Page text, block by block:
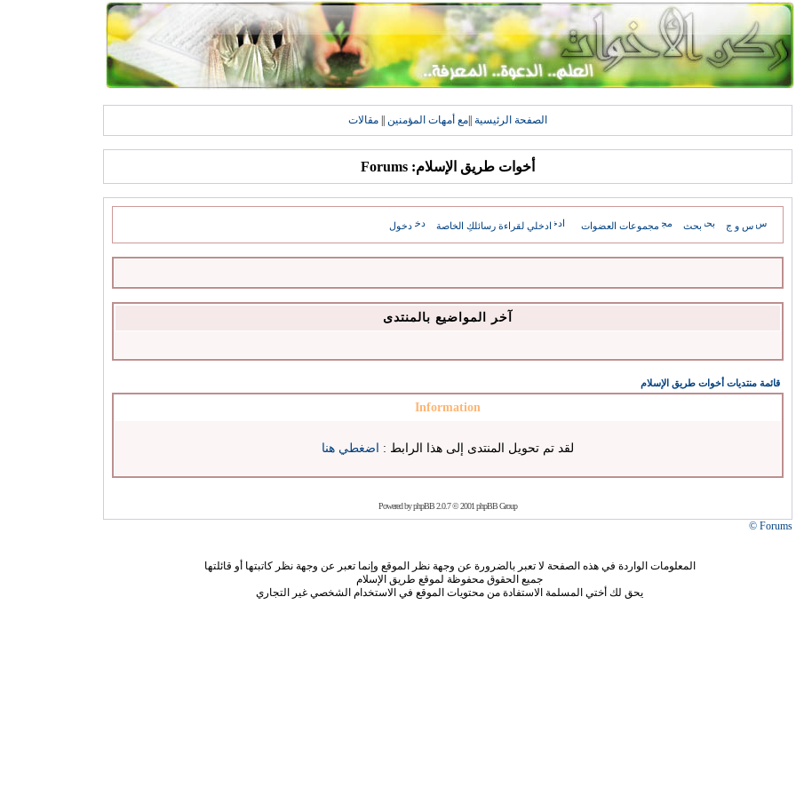
الصفحة الرئيسية مع أمهات المؤمنين مقالات
أخوات طريق الإسلام: Forums
س و ج بحث مجموعات العضوات ادخلي لقراءة رسائلكِ الخاصة دخول
آخر المواضيع بالمنتدى
قائمة منتديات أخوات طريق الإسلام
Information
لقد تم تحويل المنتدى إلى هذا الرابط : اضغطي هنا
Powered byphpBB2.0.7 © 2001 phpBB Group
Forums ©
المعلومات الواردة في هذه الصفحة لا تعبر بالضرورة عن وجهة نظر الموقع وإنما تعبر عن وجهة نظر كاتبتها أو قائلتها
جميع الحقوق محفوظة لموقع طريق الإسلام
يحق لك أختي المسلمة الاستفادة من محتويات الموقع في الاستخدام الشخصي غير التجاري